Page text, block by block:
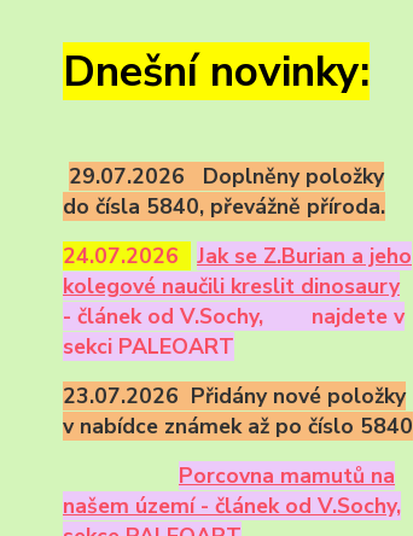
Dnešní novinky:
29.07.2026 Doplněny položky
do čísla 5840, převážně příroda.
24.07.2026
Jak se Z.Burian a jeho
kolegové naučili kreslit dinosaury
- článek od V.Sochy,
najdete v
sekci PALEOART
23.07.2026 Přidány nové položky
v nabídce známek až po číslo 5840
Porcovna mamutů na
našem území - článek od V.Sochy,